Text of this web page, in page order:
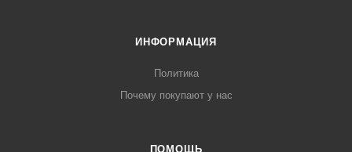
ИНФОРМАЦИЯ
Политика
Почему покупают у нас
ПОМОЩЬ